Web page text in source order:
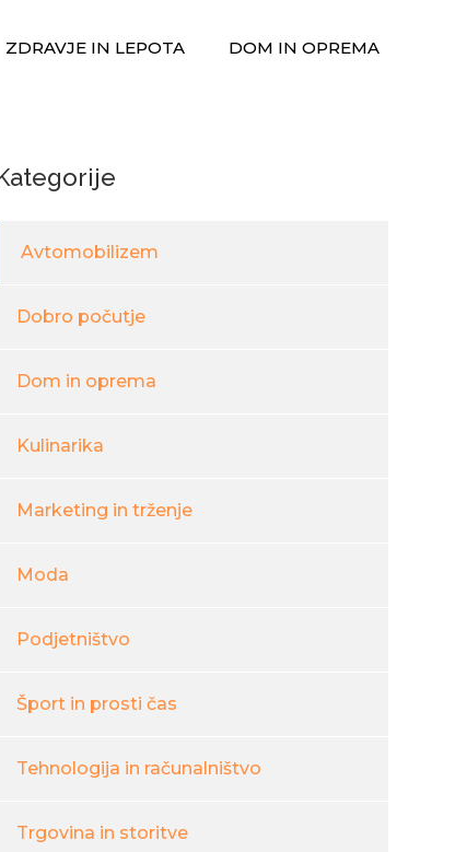
ZDRAVJE IN LEPOTA DOM IN OPREMA
Avtomobilizem
Dobro počutje
Dom in oprema
Kulinarika
Marketing in trženje
Moda
Podjetništvo
Šport in prosti čas
Tehnologija in računalništvo
Trgovina in storitve